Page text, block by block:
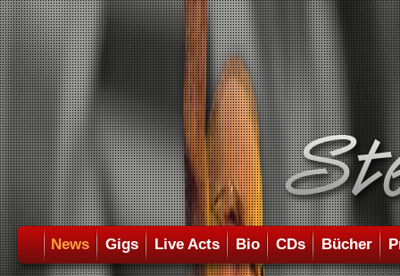
News Gigs Live Acts Bio CDs Bücher